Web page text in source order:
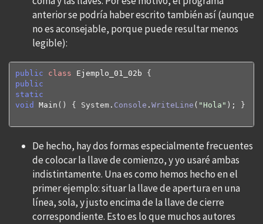
anterior se podría haber escrito también así (aunque
no es aconsejable, porque puede resultar menos
legible):
public class Ejemplo_01_02b {
public
static
void Main ( ) { System. Console . WriteLine ( "Hola" ) ; }
De hecho, hay dos formas especialmente frecuentes
de colocar la llave de comienzo, y yo usaré ambas
indistintamente. Una es como hemos hecho en el
primer ejemplo: situar la llave de apertura en una
línea, sola, y justo encima de la llave de cierre
correspondiente. Esto es lo que muchos autores